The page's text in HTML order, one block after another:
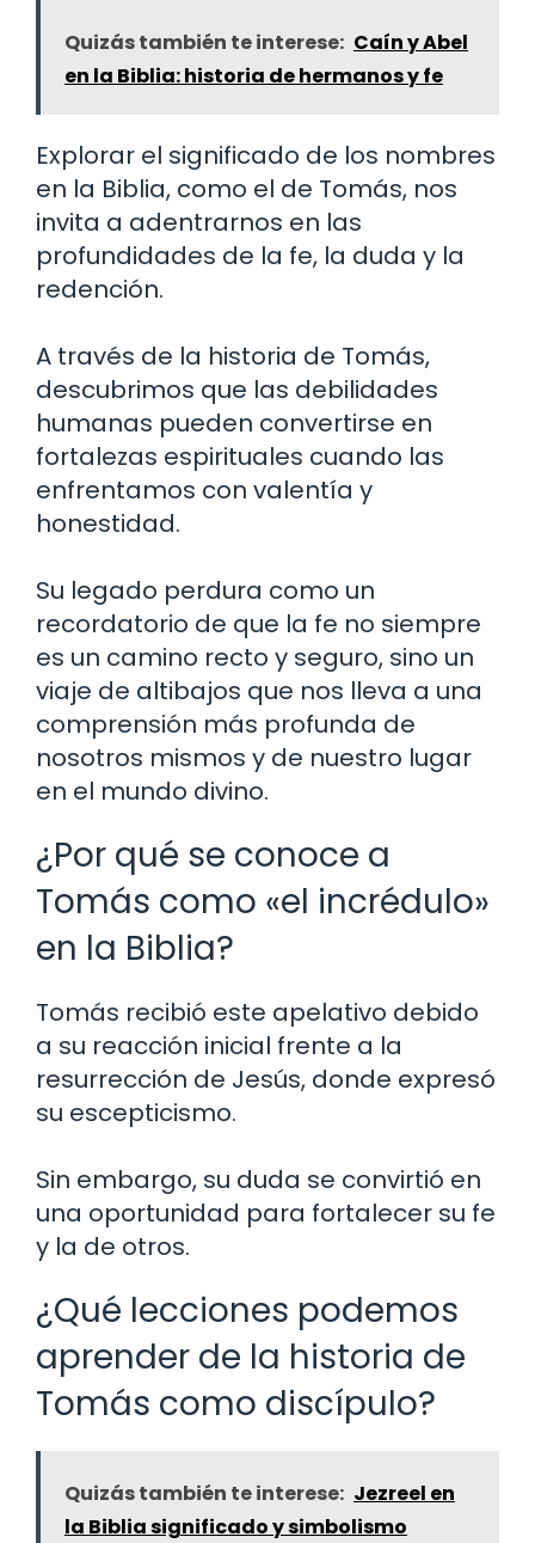
Quizás también te interese: Caín y Abel
en la Biblia: historia de hermanos y fe
Explorar el significado de los nombres
en la Biblia, como el de Tomás, nos
invita a adentrarnos en las
profundidades de la fe, la duda y la
redención.
A través de la historia de Tomás,
descubrimos que las debilidades
humanas pueden convertirse en
fortalezas espirituales cuando las
enfrentamos con valentía y
honestidad.
Su legado perdura como un
recordatorio de que la fe no siempre
es un camino recto y seguro, sino un
viaje de altibajos que nos lleva a una
comprensión más profunda de
nosotros mismos y de nuestro lugar
en el mundo divino.
¿Por qué se conoce a
Tomás como «el incrédulo»
en la Biblia?
Tomás recibió este apelativo debido
a su reacción inicial frente a la
resurrección de Jesús, donde expresó
su escepticismo.
Sin embargo, su duda se convirtió en
una oportunidad para fortalecer su fe
y la de otros.
¿Qué lecciones podemos
aprender de la historia de
Tomás como discípulo?
Quizás también te interese: Jezreel en
la Biblia significado y simbolismo